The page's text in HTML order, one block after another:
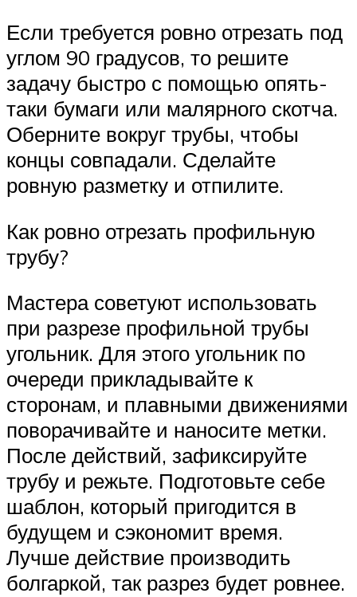
Если требуется ровно отрезать под
углом 90 градусов, то решите
задачу быстро с помощью опять-
таки бумаги или малярного скотча.
Оберните вокруг трубы, чтобы
концы совпадали. Сделайте
ровную разметку и отпилите.
Как ровно отрезать профильную
трубу?
Мастера советуют использовать
при разрезе профильной трубы
угольник. Для этого угольник по
очереди прикладывайте к
сторонам, и плавными движениями
поворачивайте и наносите метки.
После действий, зафиксируйте
трубу и режьте. Подготовьте себе
шаблон, который пригодится в
будущем и сэкономит время.
Лучше действие производить
болгаркой, так разрез будет ровнее.